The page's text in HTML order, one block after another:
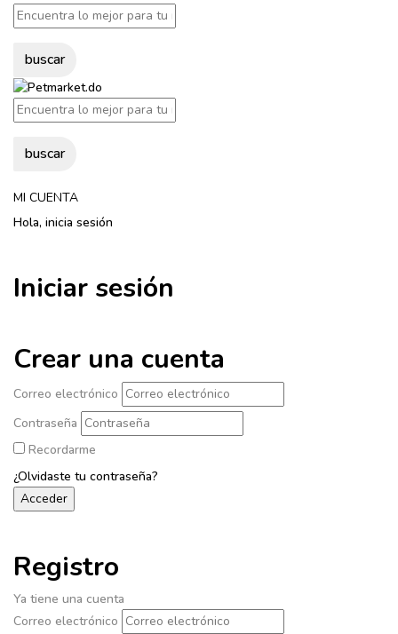
buscar
buscar
MI CUENTA
Hola, inicia sesión
Iniciar sesión
Crear una cuenta
Correo electrónico
Contraseña
Recordarme
¿Olvidaste tu contraseña?
Registro
Ya tiene una cuenta
Correo electrónico